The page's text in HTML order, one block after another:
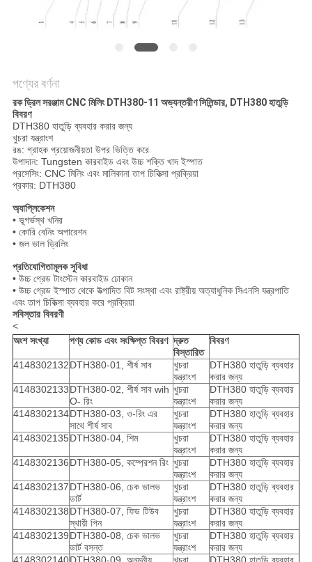
পণ্যের বর্ণনা
রক ড্রিল সরঞ্জাম CNC মিলিং DTH380-11 অভ্যন্তরীণ সিলিন্ডার, DTH380 হাতুড়ি
বিবরণ
DTH380 হাতুড়ি ব্যবহার করার জন্য
খুচরা যন্ত্রাংশ
রঙ: গ্রাহক প্রয়োজনীয়তা উপর ভিত্তি করে
উপাদান: Tungsten কারবাইড এবং উচ্চ শক্তি খাদ ইস্পাত
প্রসেসিং: CNC মিলিং এবং মালিকানা তাপ চিকিত্সা প্রক্রিয়া
প্রকার: DTH380
অ্যাপ্লিকেশন
• ভূগর্ভস্থ খনির
• কোরি বেনিং অপারেশন
• জল ভাল ড্রিলিং
প্রতিযোগিতামূলক সুবিধা
• উচ্চ গ্রেড টাংস্টেন কারবাইড ঢোকান
• উচ্চ গ্রেড ইস্পাত থেকে উত্পাদিত বিট সংস্থা এবং রাষ্ট্রীয় অত্যাধুনিক সিএনসি যন্ত্রপাতি
এবং তাপ চিকিত্সা ব্যবহার করে প্রক্রিয়া
সবিস্তার বিবরণী
<
অংশ সংখ্যা
পণ্য কোড এবং সংক্ষিপ্ত বিবরণ দ্রুত
বিস্তারিত
বিবরণ
4148302132DTH380-01, শীর্ষ সাব
খুচরা
যন্ত্রাংশ
DTH380 হাতুড়ি ব্যবহার
করার জন্য
4148302133DTH380-02, শীর্ষ সাব wih
O- রিং
খুচরা
যন্ত্রাংশ
DTH380 হাতুড়ি ব্যবহার
করার জন্য
4148302134DTH380-03, ও-রিং এর
সাথে শীর্ষ সাব
খুচরা
যন্ত্রাংশ
DTH380 হাতুড়ি ব্যবহার
করার জন্য
4148302135DTH380-04, শিম
খুচরা
যন্ত্রাংশ
DTH380 হাতুড়ি ব্যবহার
করার জন্য
4148302136DTH380-05, কম্প্রেশন রিং খুচরা
যন্ত্রাংশ
DTH380 হাতুড়ি ব্যবহার
করার জন্য
4148302137DTH380-06, চেক ভালভ
ডার্ট
খুচরা
যন্ত্রাংশ
DTH380 হাতুড়ি ব্যবহার
করার জন্য
4148302138DTH380-07, ফিড টিউব
স্থায়ী পিন
খুচরা
যন্ত্রাংশ
DTH380 হাতুড়ি ব্যবহার
করার জন্য
4148302139DTH380-08, চেক ভালভ
ডার্ট বসন্ত
খুচরা
যন্ত্রাংশ
DTH380 হাতুড়ি ব্যবহার
করার জন্য